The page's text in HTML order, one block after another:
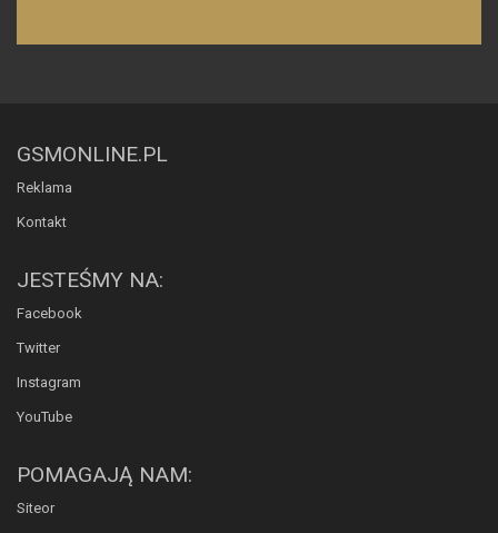
GSMONLINE.PL
Reklama
Kontakt
JESTEŚMY NA:
Facebook
Twitter
Instagram
YouTube
POMAGAJĄ NAM:
Siteor